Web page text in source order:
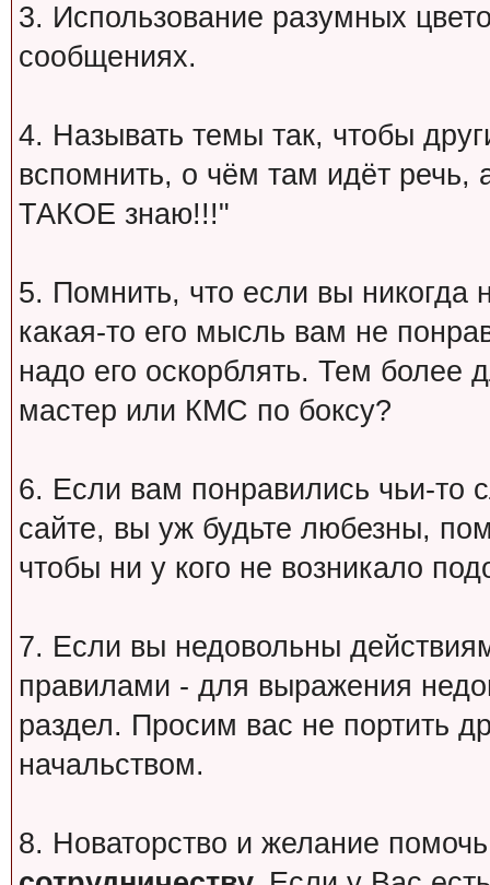
3. Использование разумных
сообщениях.
4. Называть темы так, чтобы
вспомнить, о чём там идёт речь,
ТАКОЕ знаю!!!"
5. Помнить, что если вы никогда
какая-то его мысль вам не
надо его оскорблять. Тем более
мастер или КМС по боксу?
6. Если вам понравились чьи-то
сайте, вы уж будьте любезны,
чтобы ни у кого не возникало
7. Если вы недовольны
правилами - для выражения
раздел. Просим вас не портить
начальством.
8. Новаторство и желание